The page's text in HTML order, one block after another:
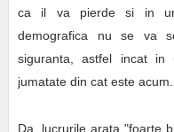
ca il va pierde si in
demografica nu se va
siguranta, astfel incat
jumatate din cat este
Da, lucrurile arata "foarte